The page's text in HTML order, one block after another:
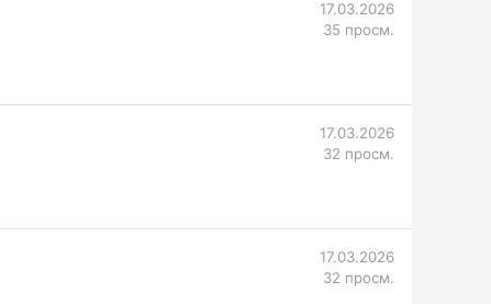
17.03.2026
35 просм.
17.03.2026
32 просм.
17.03.2026
32 просм.